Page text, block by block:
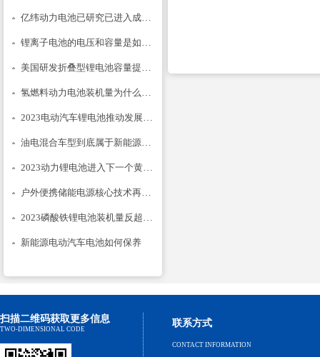
亿纬动力电池已研究已进入成熟阶段
锂离子电池的电压和容量是如何计的
美国研发折叠型锂电池容量提升14倍
氢燃料动力电池装机量为什么只降不升
2023电动汽车锂电池推动发展建议
油电混合车型到底属于新能源汽车吗
2023动力锂电池进入下一个黄金期
户外便携储能电源核心技术再次升级
2023磷酸铁锂电池装机量反超三元锂？
新能源电动汽车电池如何保养
扫描二维码获取更多信息
TWO-DIMENSIONAL CODE
联系方式
CONTACT INFORMATION